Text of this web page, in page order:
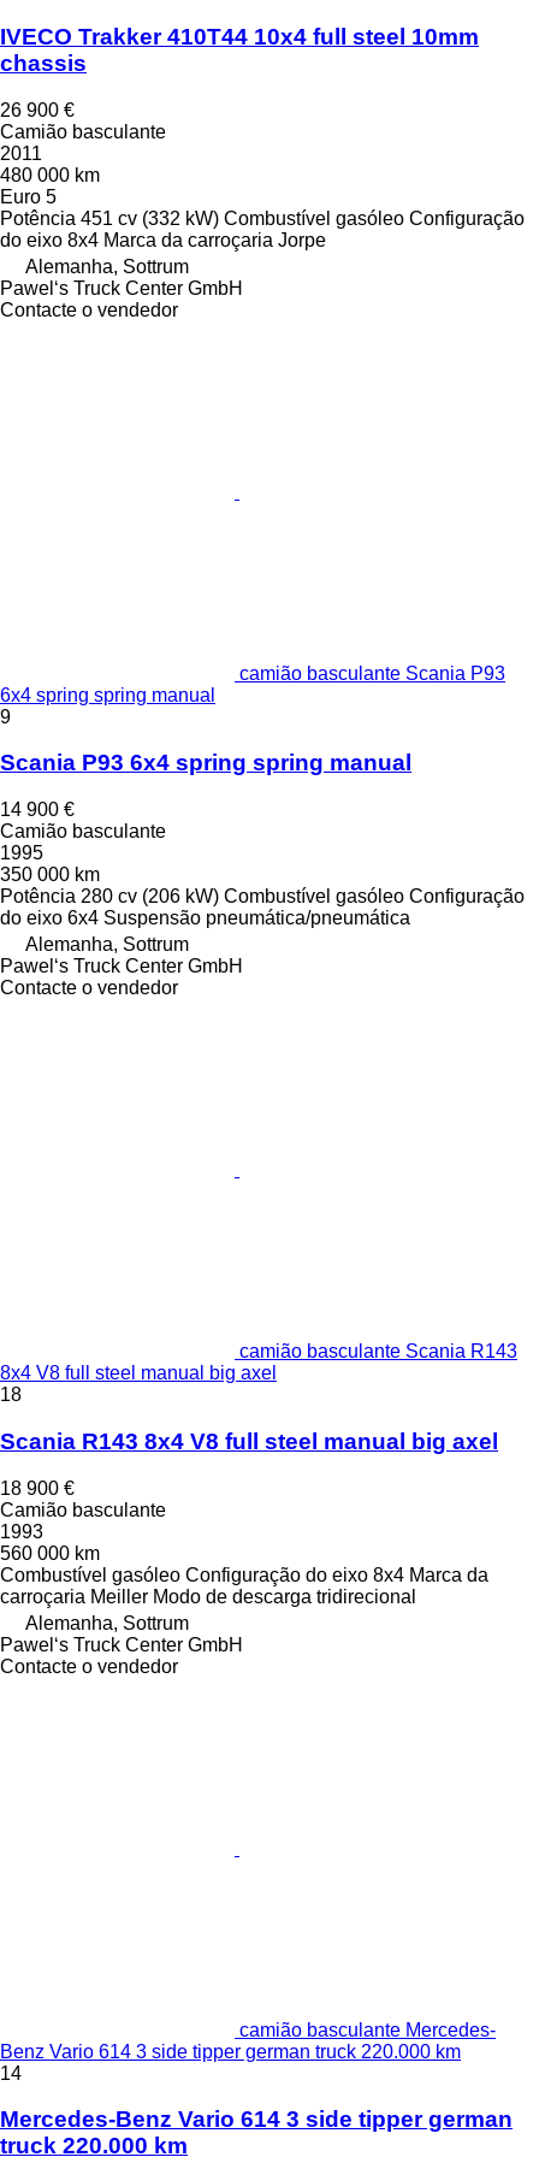
IVECO Trakker 410T44 10x4 full steel 10mm
chassis
26 900 €
Camião basculante
2011
480 000 km
Euro 5
Potência 451 cv (332 kW) Combustível gasóleo Configuração
do eixo 8x4 Marca da carroçaria Jorpe
Alemanha, Sottrum
Pawel‘s Truck Center GmbH
Contacte o vendedor
camião basculante Scania P93
6x4 spring spring manual
9
Scania P93 6x4 spring spring manual
14 900 €
Camião basculante
1995
350 000 km
Potência 280 cv (206 kW) Combustível gasóleo Configuração
do eixo 6x4 Suspensão pneumática/pneumática
Alemanha, Sottrum
Pawel‘s Truck Center GmbH
Contacte o vendedor
camião basculante Scania R143
8x4 V8 full steel manual big axel
18
Scania R143 8x4 V8 full steel manual big axel
18 900 €
Camião basculante
1993
560 000 km
Combustível gasóleo Configuração do eixo 8x4 Marca da
carroçaria Meiller Modo de descarga tridirecional
Alemanha, Sottrum
Pawel‘s Truck Center GmbH
Contacte o vendedor
camião basculante Mercedes-
Benz Vario 614 3 side tipper german truck 220.000 km
14
Mercedes-Benz Vario 614 3 side tipper german
truck 220.000 km